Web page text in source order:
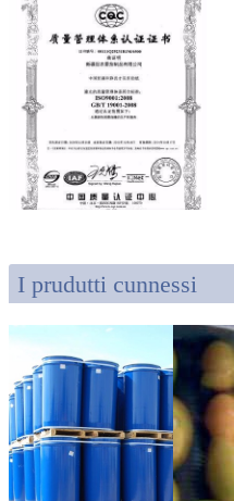
I prudutti cunnessi